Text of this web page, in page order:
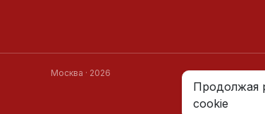
Продолжая
cookie
Москва · 2026